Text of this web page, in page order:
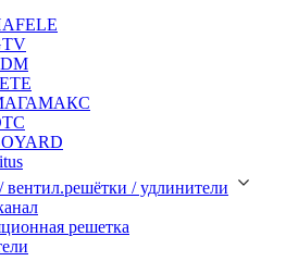
вентил.решётки / удлинители
решетка